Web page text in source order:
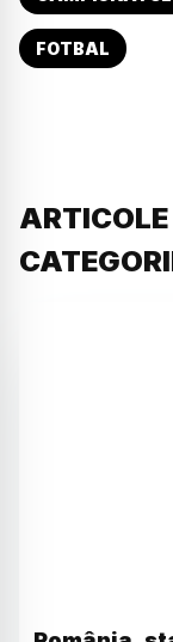
FOTBAL